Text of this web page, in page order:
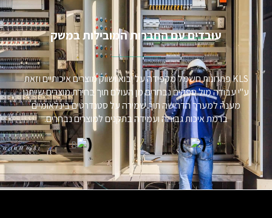
עובדים עם החברות המובילות במשק​
KLS פתרונות חשמל מקפידה על יבוא ושווק מוצרים איכותיים וזאת
ע"י עבודה מול ספקים נבחרים מן העולם תוך בחירת מוצרים שייתנו
מענה למערך הדרישה תוך שמירה על סטנדרטים בינלאומיים
ברמת איכות גבוהה ועמידה בתקנים למוצרים נבחרים.